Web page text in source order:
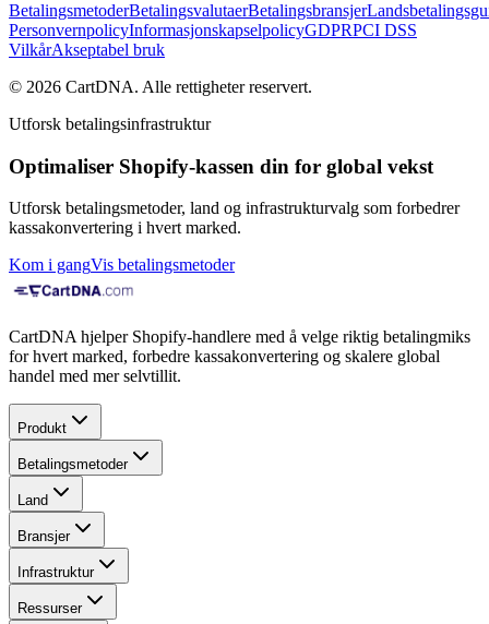
BetalingsmetoderBetalingsvalutaerBetalingsbransjer
PersonvernpolicyInformasjonskapselpolicyGDPRPCI DSS
VilkårAkseptabel bruk
© 2026 CartDNA. Alle rettigheter reservert.
Utforsk betalingsinfrastruktur
Optimaliser Shopify-kassen din for global vekst
Utforsk betalingsmetoder, land og infrastrukturvalg som forbedrer
kassakonvertering i hvert marked.
Kom i gangVis betalingsmetoder
CartDNA hjelper Shopify-handlere med å velge riktig betalingmiks
for hvert marked, forbedre kassakonvertering og skalere global
handel med mer selvtillit.
Produkt
Betalingsmetoder
Land
Bransjer
Infrastruktur
Ressurser